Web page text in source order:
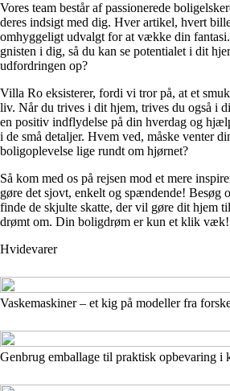
Vores team består af passionerede
deres indsigt med dig. Hver artikel, hvert
omhyggeligt udvalgt for at vække din
gnisten i dig, så du kan se potentialet i dit
udfordringen op?
Villa Ro eksisterer, fordi vi tror på, at et
liv. Når du trives i dit hjem, trives du også i
en positiv indflydelse på din hverdag og
i de små detaljer. Hvem ved, måske venter
boligoplevelse lige rundt om hjørnet?
Så kom med os på rejsen mod et mere
gøre det sjovt, enkelt og spændende! Besøg
finde de skjulte skatte, der vil gøre dit hjem
drømt om. Din boligdrøm er kun et klik væk!
Hvidevarer
Vaskemaskiner – et kig på modeller fra
Genbrug emballage til praktisk opbevaring i